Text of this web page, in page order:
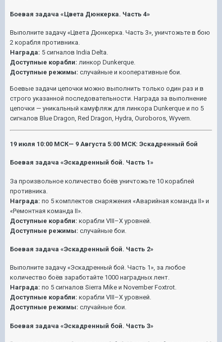
Боевая задача «Цвета Дюнкерка. Часть 4»
Выполните задачу «Цвета Дюнкерка. Часть 3», уничтожьте в бою
2 корабля противника.
Награда: 5 сигналов India Delta.
Доступные корабли: линкор Dunkerque.
Доступные режимы: случайные и кооперативные бои.
Боевые задачи цепочки можно выполнить только один раз и в
строго указанной последовательности. Награда за выполнение
цепочки — уникальный камуфляж для линкора Dunkerque и по 5
сигналов Blue Dragon, Red Dragon, Hydra, Ouroboros, Wyvern.
19 июля 10:00 МСК— 9 Августа 5:00 МСК: Эскадренный бой
Боевая задача «Эскадренный бой. Часть 1»
За произвольное количество боёв уничтожьте 10 кораблей
противника.
Награда: по 5 комплектов снаряжения «Аварийная команда II» и
«Ремонтная команда II».
Доступные корабли: корабли VIII–X уровней.
Доступные режимы: случайные бои.
Боевая задача «Эскадренный бой. Часть 2»
Выполните задачу «Эскадренный бой. Часть 1», за любое
количество боёв заработайте 1000 наградных лент.
Награда: по 5 сигналов Sierra Mike и November Foxtrot.
Доступные корабли: корабли VIII–X уровней.
Доступные режимы: случайные бои.
Боевая задача «Эскадренный бой. Часть 3»